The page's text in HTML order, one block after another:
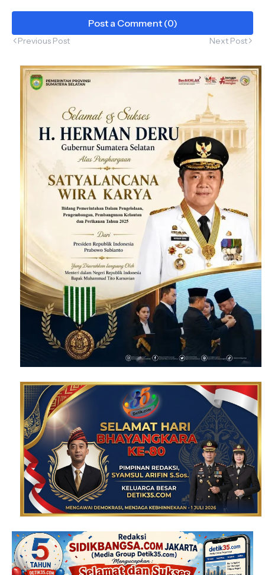
Post a Comment (0)
Previous Post Next Post